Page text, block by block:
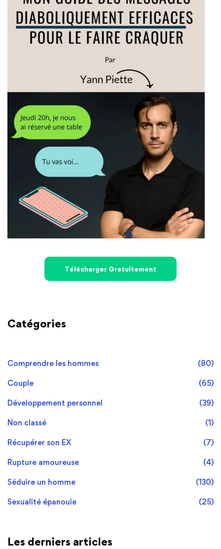
Télécharger Gratuitement
Catégories
Comprendre les hommes (80)
Couple (65)
Développement personnel (39)
Non classé (1)
Récupérer son EX (7)
Rupture amoureuse (4)
Séduire un homme (130)
Sexualité épanouie (25)
Les derniers articles